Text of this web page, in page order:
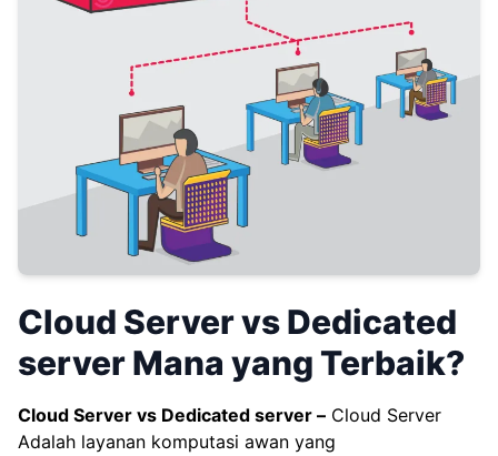
Cloud Server vs Dedicated
server Mana yang Terbaik?
Cloud Server vs Dedicated server – Cloud Server
Adalah layanan komputasi awan yang